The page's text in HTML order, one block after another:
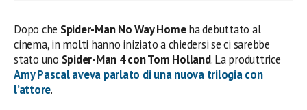
Dopo che Spider-Man No Way Homeha debuttato al
cinema, in molti hanno iniziato a chiedersi seci sarebbe
stato uno Spider-Man 4 con Tom Holland. La produttrice
Amy Pascal aveva parlato di una nuova trilogia con
l’attore.